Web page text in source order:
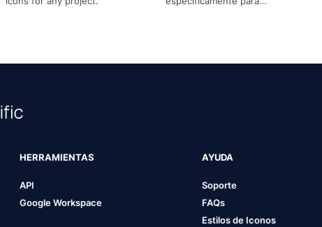
HERRAMIENTAS
API
Google Workspace
AYUDA
Soporte
FAQs
Estilos de Iconos